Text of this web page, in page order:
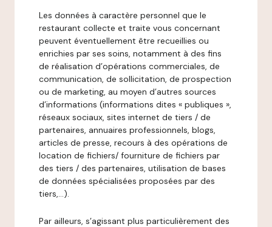
Les données à caractère personnel que le
restaurant collecte et traite vous concernant
peuvent éventuellement être recueillies ou
enrichies par ses soins, notamment à des fins
de réalisation d’opérations commerciales, de
communication, de sollicitation, de prospection
ou de marketing, au moyen d’autres sources
d’informations (informations dites « publiques »,
réseaux sociaux, sites internet de tiers / de
partenaires, annuaires professionnels, blogs,
articles de presse, recours à des opérations de
location de fichiers/ fourniture de fichiers par
des tiers / des partenaires, utilisation de bases
de données spécialisées proposées par des
tiers,…).
Par ailleurs, s’agissant plus particulièrement des